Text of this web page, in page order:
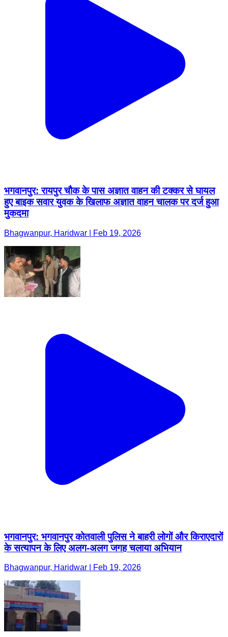
भगवानपुर: रायपुर चौक के पास अज्ञात वाहन की टक्कर से घायल
हुए बाइक सवार युवक के खिलाफ अज्ञात वाहन चालक पर दर्ज हुआ
मुकदमा
Bhagwanpur, Haridwar | Feb 19, 2026
भगवानपुर: भगवानपुर कोतवाली पुलिस ने बाहरी लोगों और किराएदारों
के सत्यापन के लिए अलग-अलग जगह चलाया अभियान
Bhagwanpur, Haridwar | Feb 19, 2026